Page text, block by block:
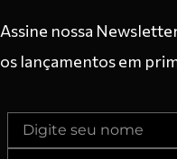
Assine nossa
os lançamentos em